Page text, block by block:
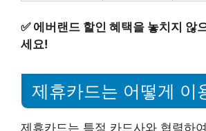
✅ 에버랜드 할인 혜택을 놓치지 않
세요!
제휴카드는 어떻게 이
제휴카드는 특정 카드사와 협력하